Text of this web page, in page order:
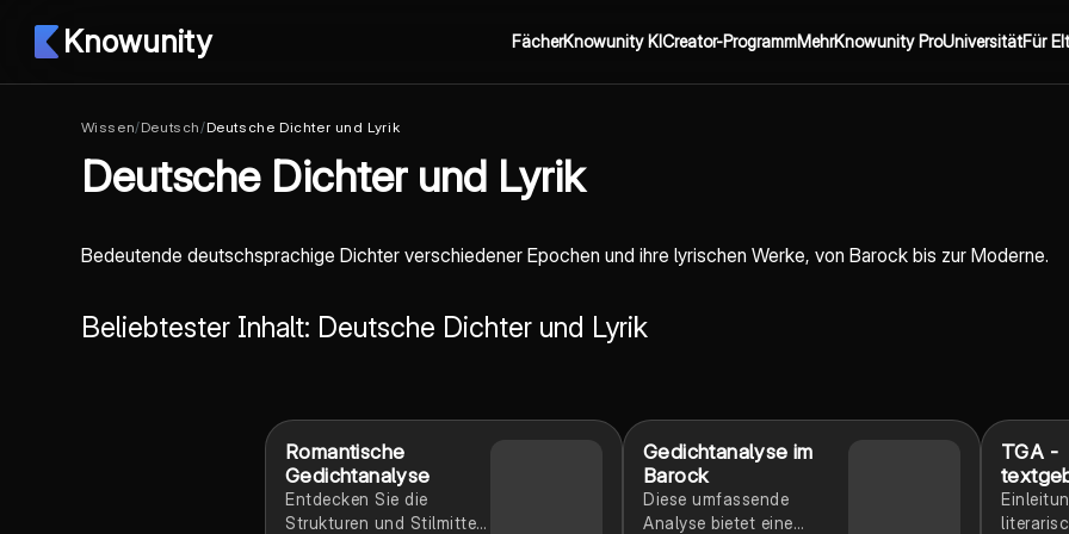
Knowunity FächerKnowunity KICreator-ProgrammMehrKnowunity ProUniversitätFür
Wissen/Deutsch/Deutsche Dichter und Lyrik
Deutsche Dichter und Lyrik
Bedeutende deutschsprachige Dichter verschiedener Epochen und ihre lyrischen Werke, von Barock bis zur Moderne.
Beliebtester Inhalt: Deutsche Dichter und Lyrik
Romantische
Gedichtanalyse
Entdecken Sie die
Strukturen und Stilmittel
Gedichtanalyse im
Barock
Diese umfassende
Analyse bietet eine
TGA -